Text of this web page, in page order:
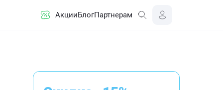
АкцииБлогПартнерам